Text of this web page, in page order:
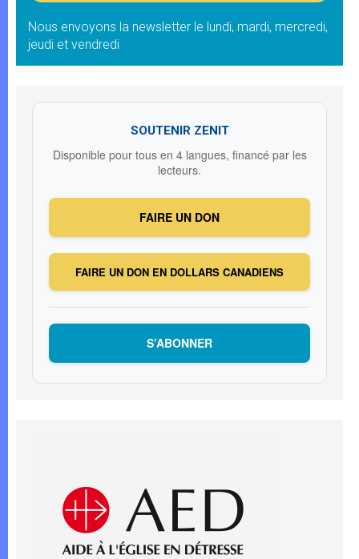
Nous envoyons la newsletter le lundi, mardi, mercredi,
jeudi et vendredi
SOUTENIR ZENIT
Disponible pour tous en 4 langues, financé par les
lecteurs.
FAIRE UN DON
FAIRE UN DON EN DOLLARS CANADIENS
S’ABONNER